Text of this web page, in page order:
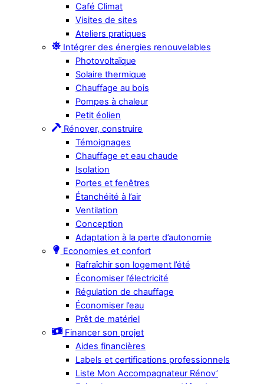
Café Climat
Visites de sites
Ateliers pratiques
Intégrer des énergies renouvelables
Photovoltaïque
Solaire thermique
Chauffage au bois
Pompes à chaleur
Petit éolien
Rénover, construire
Témoignages
Chauffage et eau chaude
Isolation
Portes et fenêtres
Étanchéité à l’air
Ventilation
Conception
Adaptation à la perte d’autonomie
Economies et confort
Rafraîchir son logement l’été
Économiser l’électricité
Régulation de chauffage
Économiser l’eau
Prêt de matériel
Financer son projet
Aides financières
Labels et certifications professionnels
Liste Mon Accompagnateur Rénov’